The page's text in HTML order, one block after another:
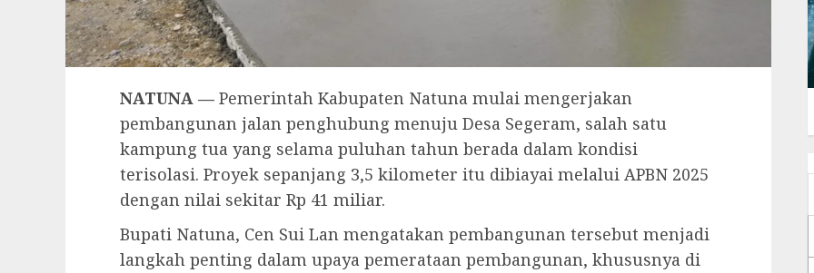
NATUNA — Pemerintah Kabupaten Natuna mulai mengerjakan
pembangunan jalan penghubung menuju Desa Segeram, salah satu
kampung tua yang selama puluhan tahun berada dalam kondisi
terisolasi. Proyek sepanjang 3,5 kilometer itu dibiayai melalui APBN 2025
dengan nilai sekitar Rp 41 miliar.
Bupati Natuna, Cen Sui Lan mengatakan pembangunan tersebut menjadi
langkah penting dalam upaya pemerataan pembangunan, khususnya di